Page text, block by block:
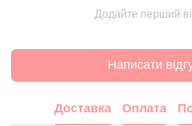
Додайте перший
Написати
Доставка Оплата